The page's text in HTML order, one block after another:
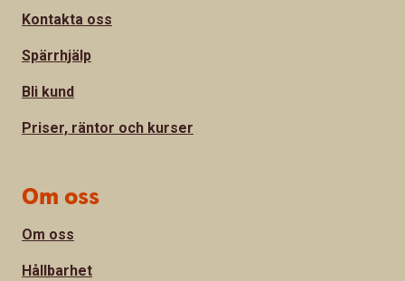
Kontakta oss
Spärrhjälp
Bli kund
Priser, räntor och kurser
Om oss
Om oss
Hållbarhet